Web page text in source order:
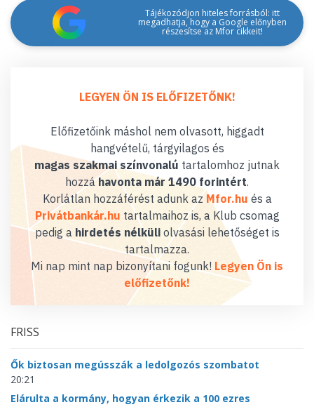
Tájékozódjon hiteles forrásból: itt
megadhatja, hogy a Google előnyben
részesítse az Mfor cikkeit!
LEGYEN ÖN IS ELŐFIZETŐNK!
Előfizetőink máshol nem olvasott, higgadt
hangvételű, tárgyilagos és
magas szakmai színvonalú tartalomhoz jutnak
hozzáhavonta már 1490 forintért.
Korlátlan hozzáférést adunk az Mfor.hu és a
Privátbankár.hu tartalmaihoz is, a Klub csomag
pedig a hirdetés nélküliolvasási lehetőséget is
tartalmazza.
Mi nap mint nap bizonyítani fogunk! Legyen Ön is
előfizetőnk!
FRISS
Ők biztosan megússzák a ledolgozós szombatot
20:21
Elárulta a kormány, hogyan érkezik a 100 ezres